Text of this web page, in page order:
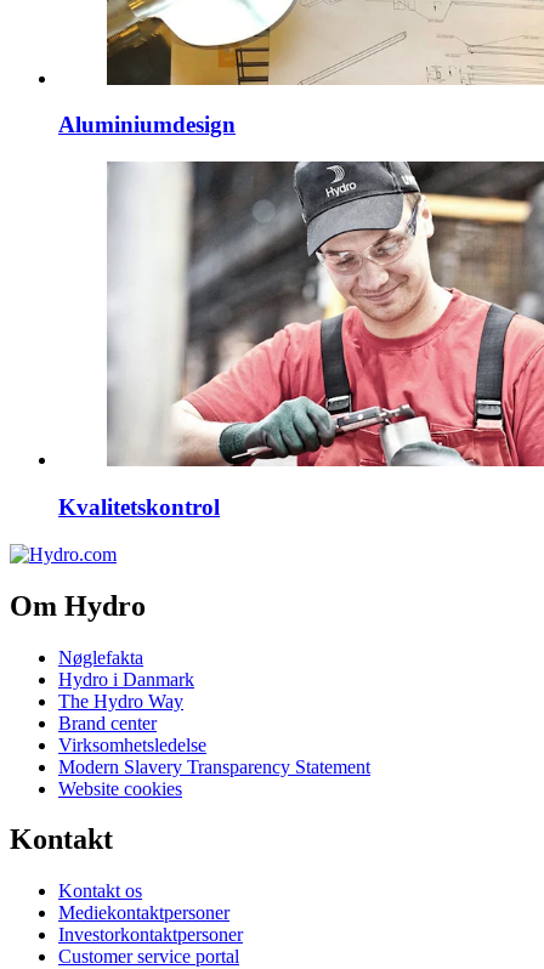
Aluminiumdesign
Kvalitetskontrol
Om Hydro
Nøglefakta
Hydro i Danmark
The Hydro Way
Brand center
Virksomhetsledelse
Modern Slavery Transparency Statement
Website cookies
Kontakt
Kontakt os
Mediekontaktpersoner
Investorkontaktpersoner
Customer service portal